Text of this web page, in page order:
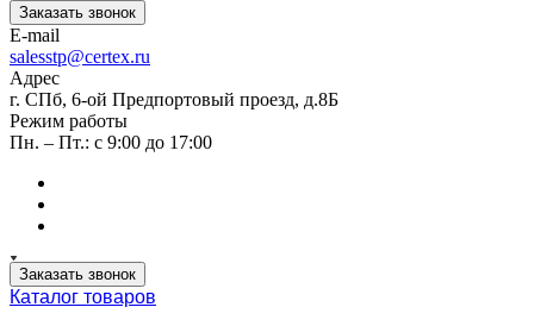
Заказать звонок
E-mail
salesstp@certex.ru
Адрес
г. СПб, 6-ой Предпортовый проезд, д.8Б
Режим работы
Пн. – Пт.: с 9:00 до 17:00
Заказать звонок
Каталог товаров